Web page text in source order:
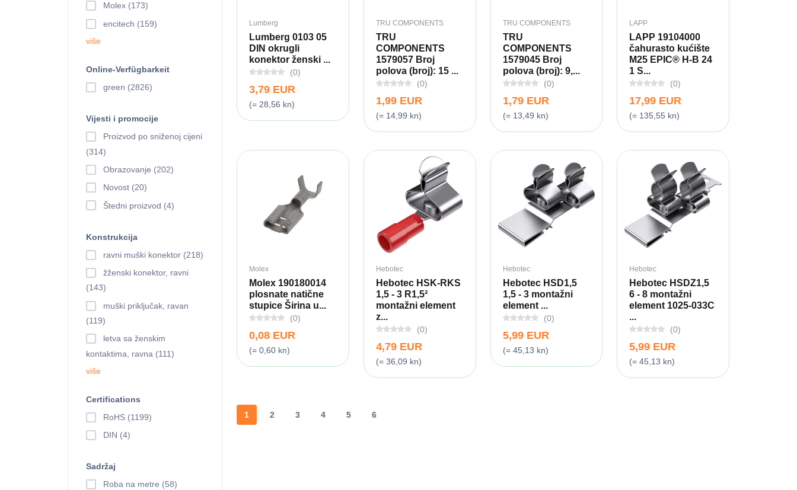
Lumberg
Lumberg 0103 05
DIN okrugli
konektor ženski ...
(0)
3,79 EUR
(= 28,56 kn)
TRU COMPONENTS
TRU
COMPONENTS
1579057 Broj
polova (broj): 15 ...
(0)
1,99 EUR
(= 14,99 kn)
TRU COMPONENTS
TRU
COMPONENTS
1579045 Broj
polova (broj): 9,...
(0)
1,79 EUR
(= 13,49 kn)
LAPP
LAPP 19104000
čahurasto kućište
M25 EPIC® H-B 24
1 S...
(0)
17,99 EUR
(= 135,55 kn)
Molex
Molex 190180014
plosnate natične
stupice Širina u...
(0)
0,08 EUR
(= 0,60 kn)
Hebotec
Hebotec HSK-RKS
1,5 - 3 R1,5²
montažni element
z...
(0)
4,79 EUR
(= 36,09 kn)
Hebotec
Hebotec HSD1,5
1,5 - 3 montažni
element ...
(0)
5,99 EUR
(= 45,13 kn)
Hebotec
Hebotec HSDZ1,5
6 - 8 montažni
element 1025-033C
...
(0)
5,99 EUR
(= 45,13 kn)
1 2 3 4 5 6
Molex (173)
encitech (159)
više
Online-Verfügbarkeit
green (2826)
Vijesti i promocije
Proizvod po sniženoj cijeni
(314)
Obrazovanje (202)
Novost (20)
Štedni proizvod (4)
Konstrukcija
ravni muški konektor (218)
žženski konektor, ravni
(143)
muški priključak, ravan
(119)
letva sa ženskim
kontaktima, ravna (111)
više
Certifications
RoHS (1199)
DIN (4)
Sadržaj
Roba na metre (58)